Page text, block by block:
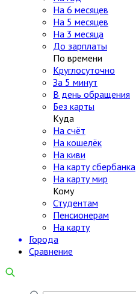
На 6 месяцев
На 5 месяцев
На 3 месяца
До зарплаты
По времени
Круглосуточно
За 5 минут
В день обращения
Без карты
Куда
На счёт
На кошелёк
На киви
На карту сбербанка
На карту мир
Кому
Студентам
Пенсионерам
На карту
Города
Сравнение